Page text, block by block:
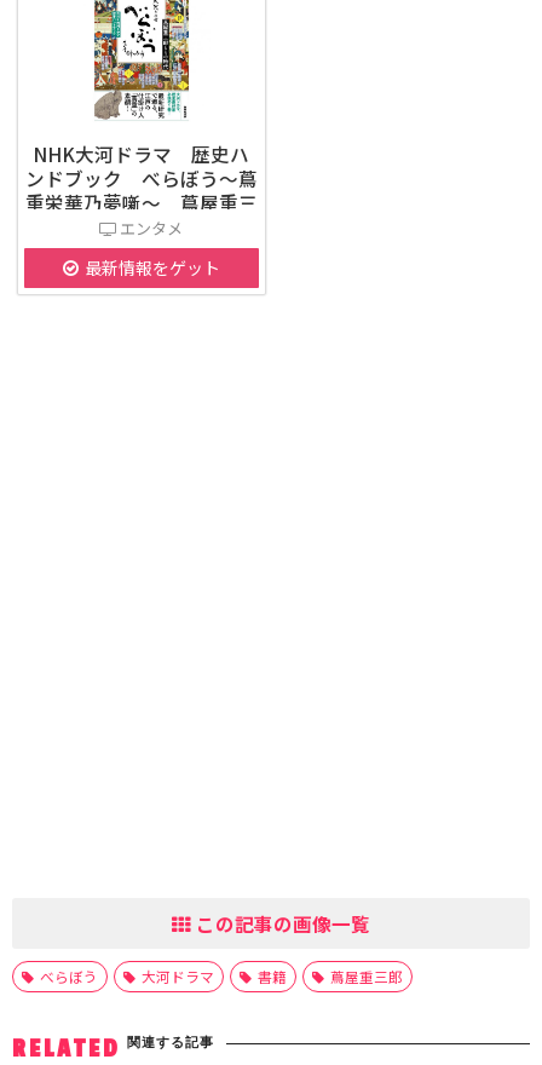
NHK大河ドラマ 歴史ハ
ンドブック べらぼう～蔦
重栄華乃夢噺～ 蔦屋重三
郎とその時代
エンタメ
最新情報をゲット
この記事の画像一覧
べらぼう 大河ドラマ 書籍 蔦屋重三郎
RELATED 関連する記事